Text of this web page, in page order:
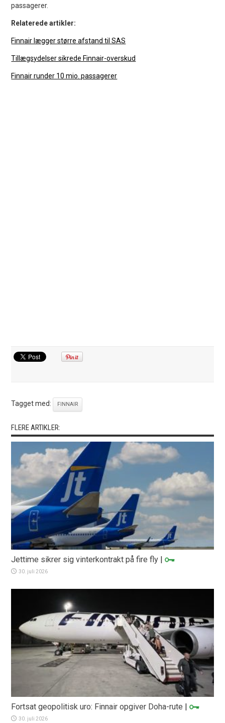
passagerer.
Relaterede artikler:
Finnair lægger større afstand til SAS
Tillægsydelser sikrede Finnair-overskud
Finnair runder 10 mio. passagerer
Tagget med: FINNAIR
FLERE ARTIKLER:
Jettime sikrer sig vinterkontrakt på fire fly |
30. juli 2026
Fortsat geopolitisk uro: Finnair opgiver Doha-rute |
30. juli 2026